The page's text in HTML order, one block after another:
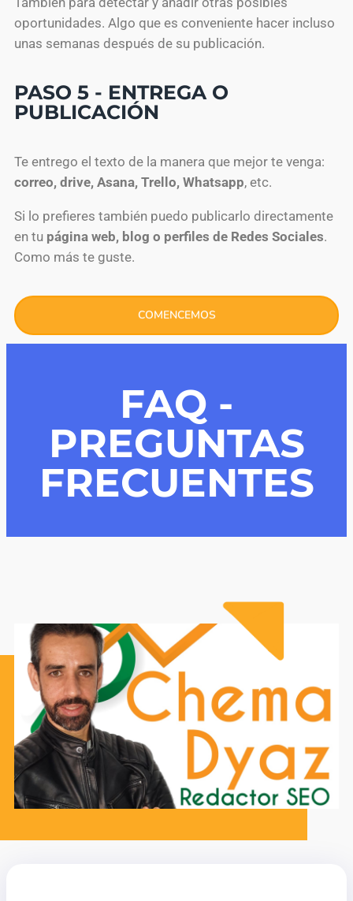
oportunidades. Algo que es conveniente hacer incluso
unas semanas después de su publicación.
PASO 5 - ENTREGA O
PUBLICACIÓN
Te entrego el texto de la manera que mejor te venga:
correo, drive, Asana, Trello, Whatsapp, etc.
Si lo prefieres también puedo publicarlo directamente
en tu página web, blog o perfiles de Redes Sociales.
Como más te guste.
COMENCEMOS
FAQ -
PREGUNTAS
FRECUENTES